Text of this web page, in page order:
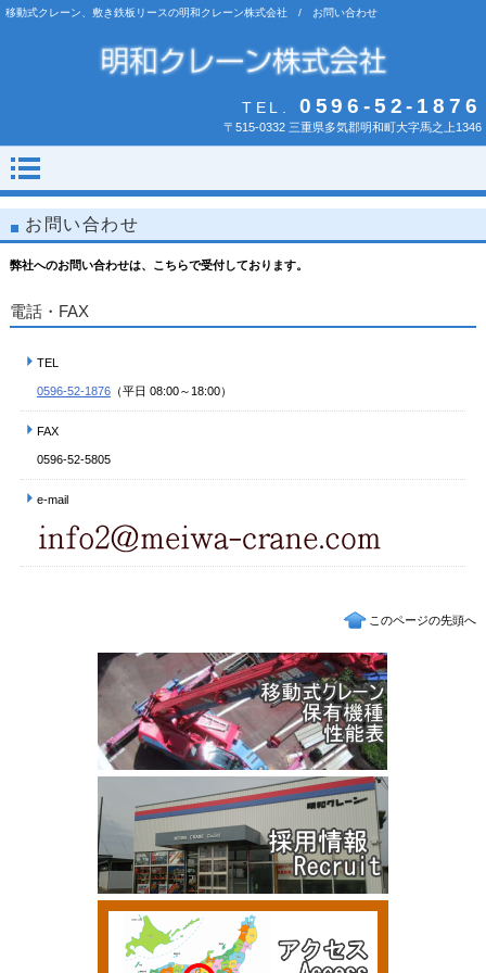
移動式クレーン、敷き鉄板リースの明和クレーン株式会社 / お問い合わせ
TEL. 0596-52-1876
〒515-0332 三重県多気郡明和町大字馬之上1346
お問い合わせ
弊社へのお問い合わせは、こちらで受付しております。
電話・FAX
TEL
0596-52-1876（平日 08:00～18:00）
FAX
0596-52-5805
e-mail
このページの先頭へ